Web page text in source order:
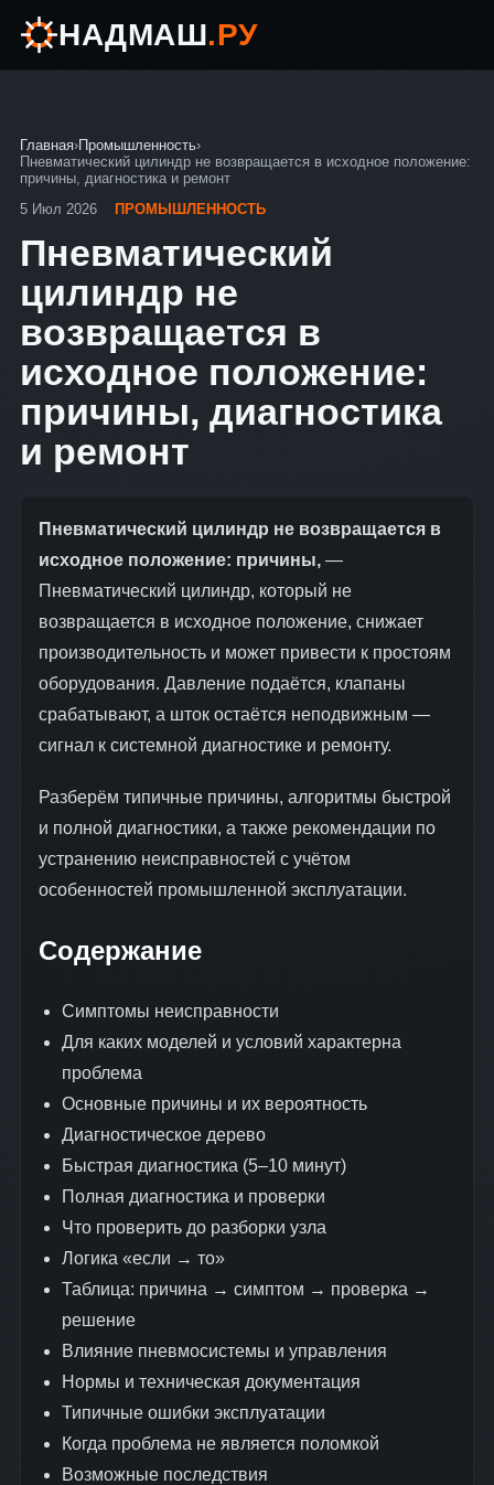
НАДМАШ.РУ
Главная›Промышленность›
Пневматический цилиндр не возвращается в исходное положение:
причины, диагностика и ремонт
5 Июл 2026
ПРОМЫШЛЕННОСТЬ
Пневматический
цилиндр не
возвращается в
исходное положение:
причины, диагностика
и ремонт
Пневматический цилиндр не возвращается в
исходное положение: причины, —
Пневматический цилиндр, который не
возвращается в исходное положение, снижает
производительность и может привести к простоям
оборудования. Давление подаётся, клапаны
срабатывают, а шток остаётся неподвижным —
сигнал к системной диагностике и ремонту.
Разберём типичные причины, алгоритмы быстрой
и полной диагностики, а также рекомендации по
устранению неисправностей с учётом
особенностей промышленной эксплуатации.
Содержание
Симптомы неисправности
Для каких моделей и условий характерна
проблема
Основные причины и их вероятность
Диагностическое дерево
Быстрая диагностика (5–10 минут)
Полная диагностика и проверки
Что проверить до разборки узла
Логика «если → то»
Таблица: причина → симптом → проверка →
решение
Влияние пневмосистемы и управления
Нормы и техническая документация
Типичные ошибки эксплуатации
Когда проблема не является поломкой
Возможные последствия